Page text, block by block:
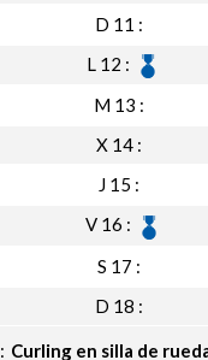
D 11
L 12
M 13
X 14
J 15
V 16
S 17
D 18
Curling en silla de